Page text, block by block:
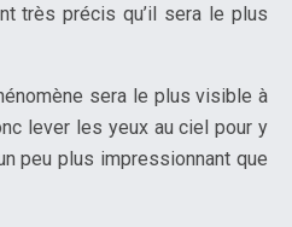
très précis qu’il sera le plus
sera le plus visible à
lever les yeux au ciel pour y
peu plus impressionnant que